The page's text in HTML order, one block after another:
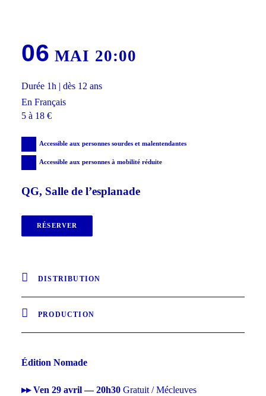
06 MAI 20:00
Durée 1h | dès 12 ans
En Français
5 à 18 €
Accessible aux personnes sourdes et malentendantes
Accessible aux personnes à mobilité réduite
QG, Salle de l’esplanade
RÉSERVER
DISTRIBUTION
PRODUCTION
Édition Nomade
▸▸ Ven 29 avril — 20h30 Gratuit / Mécleuves